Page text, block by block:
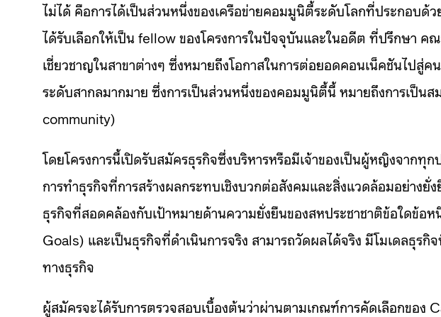
ไม่ได้ คือการได้เป็นส่วนหนึ่งของเครือข่ายคอมมูนิตี้ระดับโลกที่ประกอบ
ได้รับเลือกให้เป็น fellow ของโครงการในปัจจุบันและในอดีต ที่ปรึกษา ค
เชี่ยวชาญในสาขาต่างๆ ซึ่งหมายถึงโอกาสในการต่อยอดคอนเน็คชันไปสู่
ระดับสากลมากมาย ซึ่งการเป็นส่วนหนึ่งของคอมมูนิตี้นี้ หมายถึงการเป็น
community)
โดยโครงการนี้เปิดรับสมัครธุรกิจซึ่งบริหารหรือมีเจ้าของเป็นผู้หญิงจากทุ
การทำธุรกิจที่การสร้างผลกระทบเชิงบวกต่อสังคมและสิ่งแวดล้อมอย่างยั่
ธุรกิจที่สอดคล้องกับเป้าหมายด้านความยั่งยืนของสหประชาชาติข้อใดข้อ
Goals) และเป็นธุรกิจที่ดำเนินการจริง สามารถวัดผลได้จริง มีโมเดลธุรกิ
ทางธุรกิจ
ผู้สมัครจะได้รับการตรวจสอบเบื้องต้นว่าผ่านตามเกณฑ์การคัดเลือกของ